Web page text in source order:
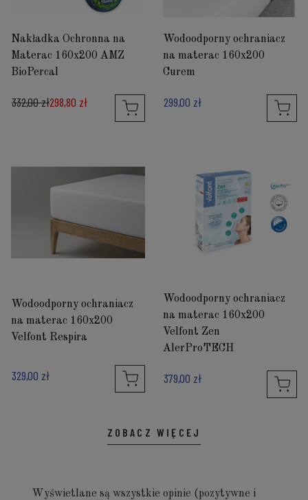
Nakładka Ochronna na
Materac 160x200 AMZ
BioPercal
332,00 zł298,80 zł
Wodoodporny ochraniacz
na materac 160x200
Curem
299,00 zł
Wodoodporny ochraniacz
na materac 160x200
Velfont Respira
329,00 zł
Wodoodporny ochraniacz
na materac 160x200
Velfont Zen
AlerProTECH
379,00 zł
ZOBACZ WIĘCEJ
Wyświetlane są wszystkie opinie (pozytywne i